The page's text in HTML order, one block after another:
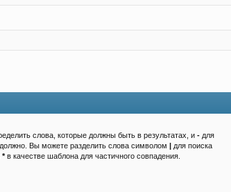
слова, которые должны быть в результатах, и - для
Вы можете разделить слова символом | для поиска
*в качестве шаблона для частичного совпадения.